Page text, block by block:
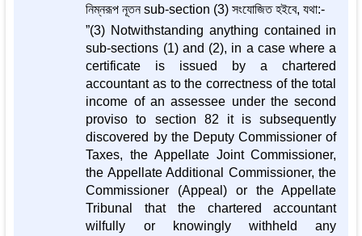
নিম্নরূপ নূতন sub-section (3) সংযোজিত হইবে, যথা:-
”(3) Notwithstanding anything contained in
sub-sections (1) and (2), in a case where a
certificate is issued by a chartered
accountant as to the correctness of the total
income of an assessee under the second
proviso to section 82 it is subsequently
discovered by the Deputy Commissioner of
Taxes, the Appellate Joint Commissioner,
the Appellate Additional Commissioner, the
Commissioner (Appeal) or the Appellate
Tribunal that the chartered accountant
wilfully or knowingly withheld any